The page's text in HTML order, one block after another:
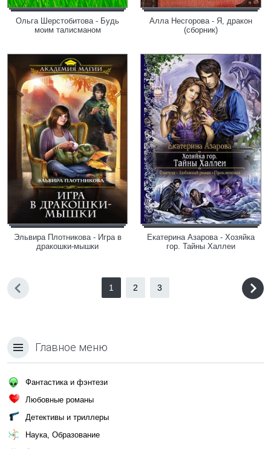
Ольга Шерстобитова - Будь
моим талисманом
Алла Несгорова - Я, дракон
(сборник)
Эльвира Плотникова - Игра в
дракошки-мышки
Екатерина Азарова - Хозяйка
гор. Тайны Халлеи
1 2 3
Главное меню
Фантастика и фэнтези
Любовные романы
Детективы и триллеры
Наука, Образование